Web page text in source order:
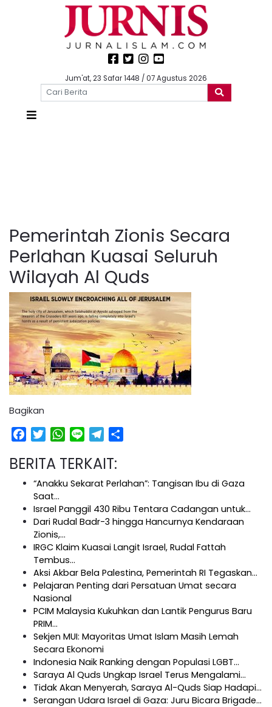
Jum'at, 23 Safar 1448 / 07 Agustus 2026
Pemerintah Zionis Secara
Perlahan Kuasai Seluruh
Wilayah Al Quds
Bagikan
Facebook
TwitterWhatsApp
Line Telegram
BERITA TERKAIT:
“Anakku Sekarat Perlahan”: Tangisan Ibu di Gaza
Saat…
Israel Panggil 430 Ribu Tentara Cadangan untuk…
Dari Rudal Badr-3 hingga Hancurnya Kendaraan
Zionis,…
IRGC Klaim Kuasai Langit Israel, Rudal Fattah
Tembus…
Aksi Akbar Bela Palestina, Pemerintah RI Tegaskan…
Pelajaran Penting dari Persatuan Umat secara
Nasional
PCIM Malaysia Kukuhkan dan Lantik Pengurus Baru
PRIM…
Sekjen MUI: Mayoritas Umat Islam Masih Lemah
Secara Ekonomi
Indonesia Naik Ranking dengan Populasi LGBT…
Saraya Al Quds Ungkap Israel Terus Mengalami…
Tidak Akan Menyerah, Saraya Al-Quds Siap Hadapi…
Serangan Udara Israel di Gaza: Juru Bicara Brigade…